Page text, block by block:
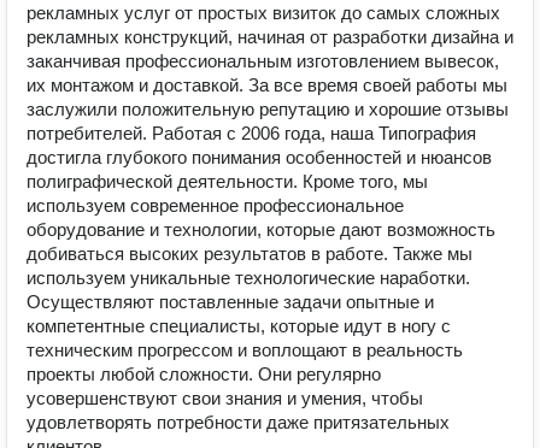
рекламных услуг от простых визиток до самых сложных
рекламных конструкций, начиная от разработки дизайна и
заканчивая профессиональным изготовлением вывесок,
их монтажом и доставкой. За все время своей работы мы
заслужили положительную репутацию и хорошие отзывы
потребителей. Работая с 2006 года, наша Типография
достигла глубокого понимания особенностей и нюансов
полиграфической деятельности. Кроме того, мы
используем современное профессиональное
оборудование и технологии, которые дают возможность
добиваться высоких результатов в работе. Также мы
используем уникальные технологические наработки.
Осуществляют поставленные задачи опытные и
компетентные специалисты, которые идут в ногу с
техническим прогрессом и воплощают в реальность
проекты любой сложности. Они регулярно
усовершенствуют свои знания и умения, чтобы
удовлетворять потребности даже притязательных